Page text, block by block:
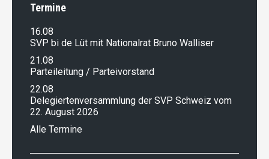
Termine
16.08
SVP bi de Lüt mit Nationalrat Bruno Walliser
21.08
Parteileitung / Parteivorstand
22.08
Delegiertenversammlung der SVP Schweiz vom
22. August 2026
Alle Termine